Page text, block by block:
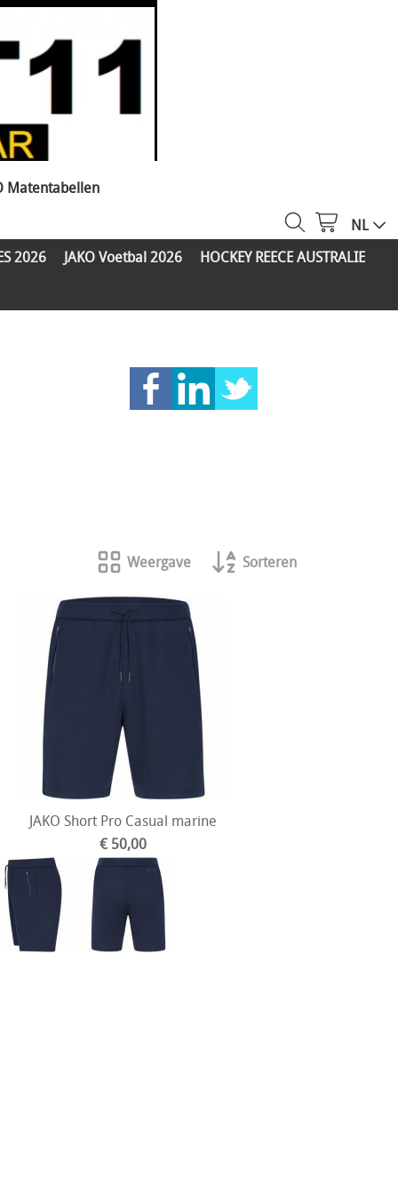
Matentabellen
NL
2026 JAKO Voetbal 2026
HOCKEY REECE AUSTRALIE
Weergave Sorteren
JAKO Short Pro Casual marine
€ 50,00